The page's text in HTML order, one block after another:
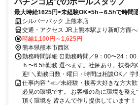
パチンコ店でのホールスタッフ
最大時給1625円<未経験OK>5h～6.5hで時間
シルバーバック 上熊本店
交通・アクセス JR上熊本駅より新町方面
時給1,100円～1,625円
熊本県熊本市西区
勤務時間詳細 ⏰勤務時間／9：00〜24：
ｈ〜6.5h勤務 選べます。社保あり。扶養
迎! ＼勤務日数・曜日・時間は相談OK／ 学
仕事内容 *≪✅未経験・接客大好きな方大
必見の環境です。 お客様の為に環境を整
頂く環境を 皆さんで作り提供しています